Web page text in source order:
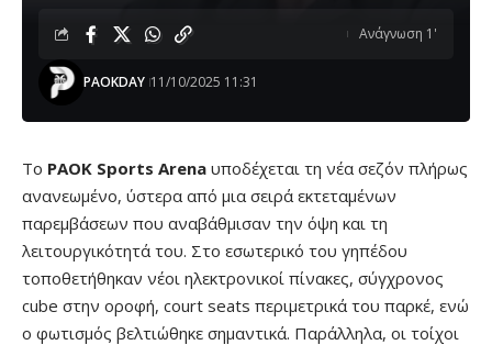
PAOKDAY 11/10/2025 11:31
Ανάγνωση 1'
Το PAOK Sports Arena υποδέχεται τη νέα σεζόν πλήρως
ανανεωμένο, ύστερα από μια σειρά εκτεταμένων
παρεμβάσεων που αναβάθμισαν την όψη και τη
λειτουργικότητά του. Στο εσωτερικό του γηπέδου
τοποθετήθηκαν νέοι ηλεκτρονικοί πίνακες, σύγχρονος
cube στην οροφή, court seats περιμετρικά του παρκέ, ενώ
ο φωτισμός βελτιώθηκε σημαντικά. Παράλληλα, οι τοίχοι